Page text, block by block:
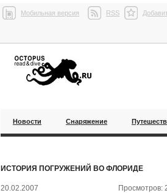
Мобильная версия RSS
Новости Снаряжение
ИСТОРИЯ ПОГРУЖЕНИЙ ВО ФЛОРИДЕ
20.02.2007 Просмотров: